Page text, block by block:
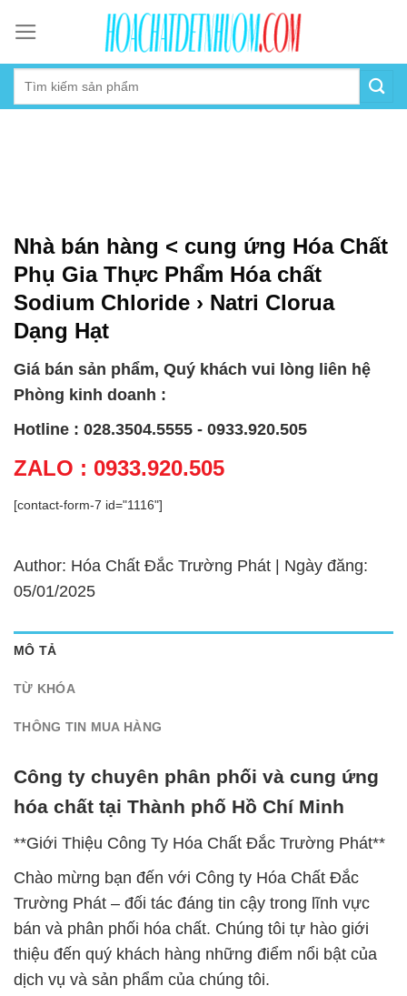
content
Nhà bán hàng < cung ứng Hóa Chất
Phụ Gia Thực Phẩm Hóa chất
Sodium Chloride › Natri Clorua
Dạng Hạt
Giá bán sản phẩm, Quý khách vui lòng liên hệ
Phòng kinh doanh :
Hotline : 028.3504.5555 - 0933.920.505
ZALO : 0933.920.505
[contact-form-7 id="1116"]
Author: Hóa Chất Đắc Trường Phát | Ngày đăng:
05/01/2025
MÔ TẢ
TỪ KHÓA
THÔNG TIN MUA HÀNG
Công ty chuyên phân phối và cung ứng
hóa chất tại Thành phố Hồ Chí Minh
**Giới Thiệu Công Ty Hóa Chất Đắc Trường Phát**
Chào mừng bạn đến với Công ty Hóa Chất Đắc
Trường Phát – đối tác đáng tin cậy trong lĩnh vực
bán và phân phối hóa chất. Chúng tôi tự hào giới
thiệu đến quý khách hàng những điểm nổi bật của
dịch vụ và sản phẩm của chúng tôi.